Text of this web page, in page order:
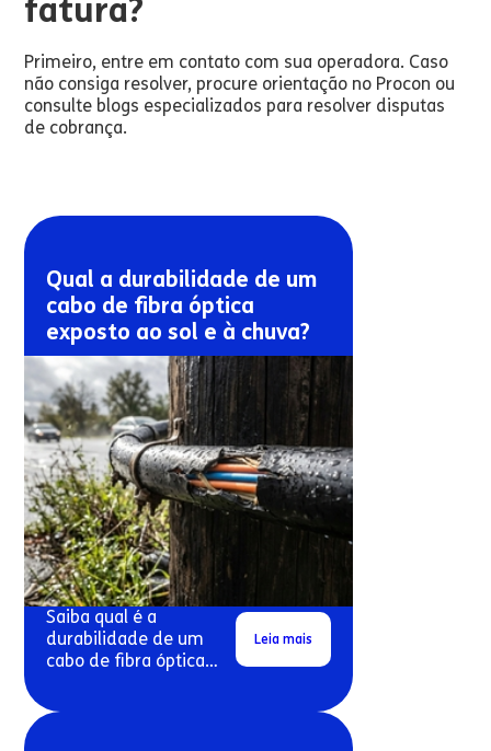
fatura?
Primeiro, entre em contato com sua operadora. Caso
não consiga resolver, procure orientação no Procon ou
consulte blogs especializados para resolver disputas
de cobrança.
Qual a durabilidade de um
cabo de fibra óptica
exposto ao sol e à chuva?
Saiba qual é a
durabilidade de um
cabo de fibra óptica
chuva.
Leia mais